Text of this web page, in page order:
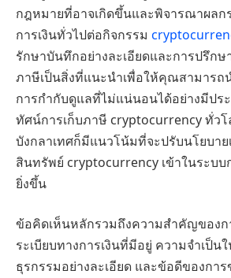
กฎหมายที่อาจเกิดขึ้นและพิจารณาผล
การเงินทั่วไปต่อกิจกรรม
รักษาบันทึกอย่างละเอียดและการปรึก
ภาษีเป็นสิ่งที่แนะนำเพื่อให้คุณสามารถ
การกำกับดูแลที่ไม่แน่นอนได้อย่างมีป
ทัศน์การเก็บภาษี cryptocurrency ทั่ว
บังกลาเทศก็มีแนวโน้มที่จะปรับนโยบา
สินทรัพย์ cryptocurrency เข้าในระบบ
ยิ่งขึ้น
ข้อคิดเห็นหลักรวมถึงความสำคัญของ
ระเบียบทางการเงินที่มีอยู่ ความจำเป็
ธุรกรรมอย่างละเอียด และข้อดีของกา